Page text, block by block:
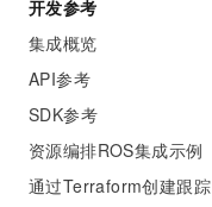
开发参考
集成概览
API参考
SDK参考
资源编排ROS集成示例
通过Terraform创建跟踪